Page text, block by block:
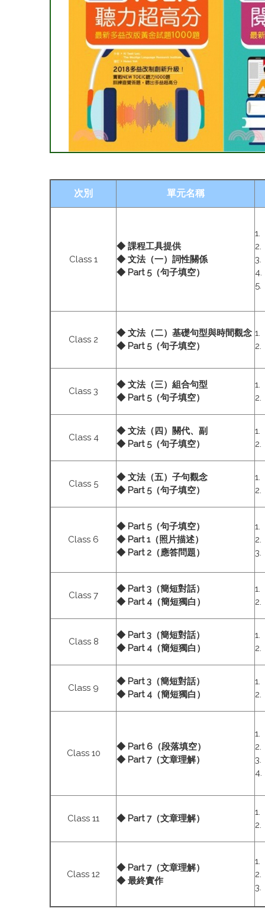
次別 單元名稱
Class 1
◆ 課程工具提供
◆ 文法（一）詞性關係
◆ Part 5（句子填空）
3.
Class 2
◆ 文法（二）基礎句型與時間觀念
◆ Part 5（句子填空）
1.
Class 3
◆ 文法（三）組合句型
◆ Part 5（句子填空）
1.
Class 4
◆ 文法（四）關代、副
◆ Part 5（句子填空）
1.
Class 5
◆ 文法（五）子句觀念
◆ Part 5（句子填空）
Class 6
◆ Part 5（句子填空）
◆ Part 1（照片描述）
◆ Part 2（應答問題）
1.
2.
3.
Class 7
◆ Part 3（簡短對話）
◆ Part 4（簡短獨白）
1.
Class 8
◆ Part 3（簡短對話）
◆ Part 4（簡短獨白）
1.
Class 9
◆ Part 3（簡短對話）
◆ Part 4（簡短獨白）
1.
Class 10
◆ Part 6（段落填空）
◆ Part 7（文章理解）
1.
3.
Class 11 ◆ Part 7（文章理解）
1.
Class 12
◆ Part 7（文章理解）
◆ 最終實作
1.
3.